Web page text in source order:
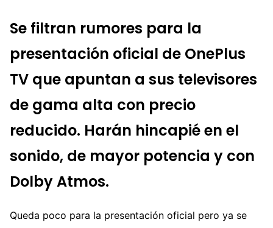
Se filtran rumores para la
presentación oficial de OnePlus
TV que apuntan a sus televisores
de gama alta con precio
reducido. Harán hincapié en el
sonido, de mayor potencia y con
Dolby Atmos.
Queda poco para la presentación oficial pero ya se